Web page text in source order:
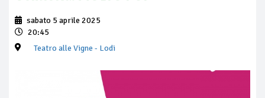
sabato 5 aprile 2025
20:45
Teatro alle Vigne - Lodi